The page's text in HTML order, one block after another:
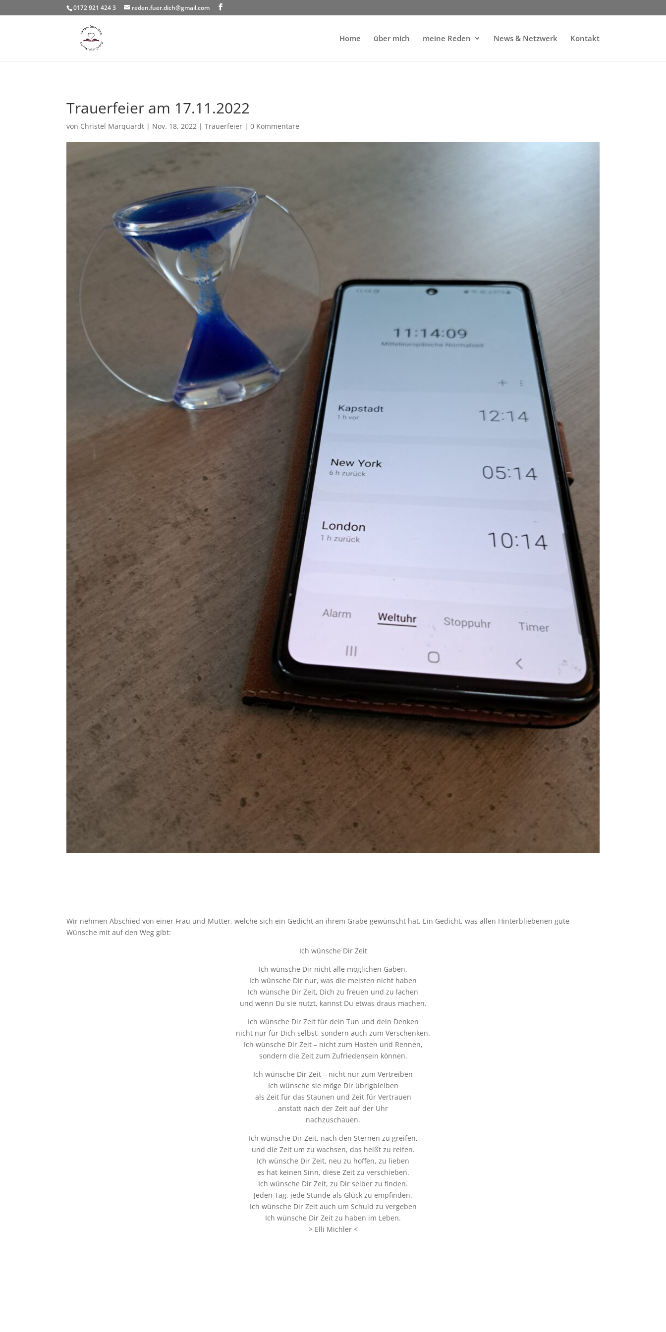
0172 921 424 3 reden.fuer.dich@gmail.com
Home über mich meine Reden News & Netzwerk Kontakt
Trauerfeier am 17.11.2022
von Christel Marquardt | Nov. 18, 2022 |Trauerfeier |0 Kommentare
Wir nehmen Abschied von einer Frau und Mutter, welche sich ein Gedicht an ihrem Grabe gewünscht hat. Ein Gedicht, was allen Hinterbliebenen gute
Wünsche mit auf den Weg gibt:
Ich wünsche Dir Zeit
Ich wünsche Dir nicht alle möglichen Gaben.
Ich wünsche Dir nur, was die meisten nicht haben
Ich wünsche Dir Zeit, Dich zu freuen und zu lachen
und wenn Du sie nutzt, kannst Du etwas draus machen.
Ich wünsche Dir Zeit für dein Tun und dein Denken
nicht nur für Dich selbst, sondern auch zum Verschenken.
Ich wünsche Dir Zeit – nicht zum Hasten und Rennen,
sondern die Zeit zum Zufriedensein können.
Ich wünsche Dir Zeit – nicht nur zum Vertreiben
Ich wünsche sie möge Dir übrigbleiben
als Zeit für das Staunen und Zeit für Vertrauen
anstatt nach der Zeit auf der Uhr
nachzuschauen.
Ich wünsche Dir Zeit, nach den Sternen zu greifen,
und die Zeit um zu wachsen, das heißt zu reifen.
Ich wünsche Dir Zeit, neu zu hoffen, zu lieben
es hat keinen Sinn, diese Zeit zu verschieben.
Ich wünsche Dir Zeit, zu Dir selber zu finden.
Jeden Tag, jede Stunde als Glück zu empfinden.
Ich wünsche Dir Zeit auch um Schuld zu vergeben
Ich wünsche Dir Zeit zu haben im Leben.
> Elli Michler <